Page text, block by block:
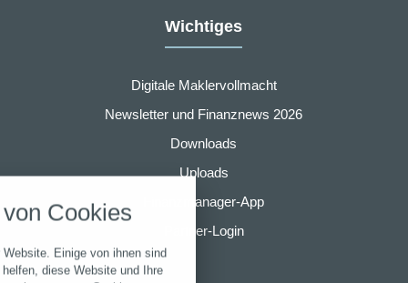
Wichtiges
Digitale Maklervollmacht
Newsletter und Finanznews 2026
Downloads
Uploads
Finanzmanager-App
Partner-Login
Cookies
Einige von ihnen sind
diese Website und Ihre
folgende Kategorien zu
Notwendig